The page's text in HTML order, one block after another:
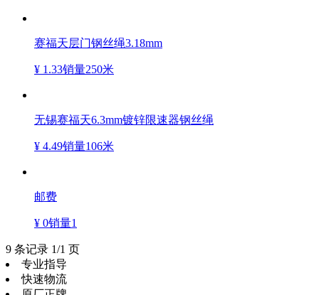
赛福天层门钢丝绳3.18mm
¥ 1.33销量250米
无锡赛福天6.3mm镀锌限速器钢丝绳
¥ 4.49销量106米
邮费
¥ 0销量1
9 条记录 1/1 页
专业指导
快速物流